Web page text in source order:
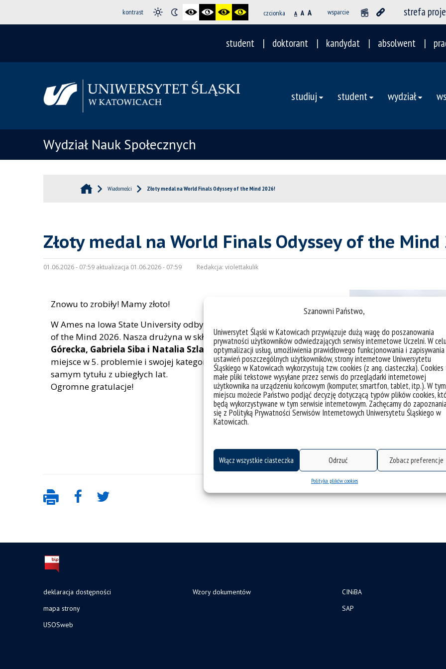
Szanowni Państwo,
Uniwersytet Śląski w Katowicach przywiązuje dużą wagę do poszanowania
prywatności użytkowników odwiedzających serwisy internetowe Uczelni. W
optymalizacji usług, umożliwienia prawidłowego funkcjonowania i zapisywania
ustawień poszczególnych użytkowników, strony internetowe Uniwersytetu
Śląskiego w Katowicach wykorzystują tzw. cookies (z ang. ciasteczka).
małe pliki tekstowe wysyłane przez serwis do przeglądarki internetowej
użytkownika na urządzeniu końcowym (komputer, smartfon, tablet, itp.). W tym
miejscu możecie Państwo podjąć decyzję dotyczącą typów plików cookies,
będą wykorzystywane w tym serwisie internetowym. Zachęcamy do
się z Polityką Prywatności Serwisów Internetowych Uniwersytetu Śląskiego w
Katowicach.
Włącz wszystkie ciasteczka Odrzuć Zobacz preferencje
Polityka plików cookies
kontrast czcionka A A A wsparcie strefa
student doktorant kandydat absolwent
studiuj student wydział
Wydział Nauk Społecznych
Wiadomości Złoty medal na World Finals Odyssey of the Mind 2026!
Złoty medal na World Finals Odyssey of the Mind
01.06.2026 - 07:59 aktualizacja 01.06.2026 - 07:59 Redakcja: violettakulik
Znowu to zrobiły! Mamy złoto!
W Ames na Iowa State University odbyły się World Finals Odyssey
of the Mind 2026. Nasza drużyna w składzie:Sara Piątek, Barbara
Górecka, Gabriela Siba i Natalia Szlachta, zajęła pierwsze
miejsce w 5. problemie i swojej kategorii wiekowej, broniąc tym
samym tytułu z ubiegłych lat.
Ogromne gratulacje!
deklaracja dostępności
mapa strony
USOSweb
Wzory dokumentów
CINiBA
SAP